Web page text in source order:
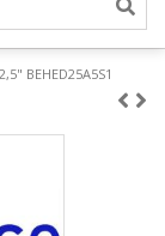
BEHED25A5S1